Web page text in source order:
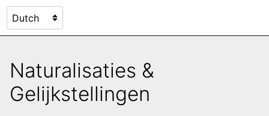
Naturalisaties &
Gelijkstellingen